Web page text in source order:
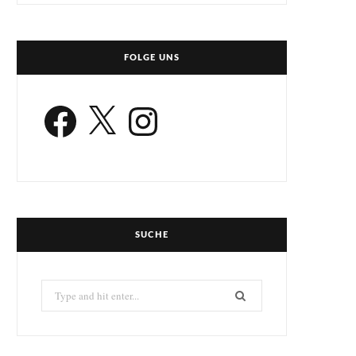
FOLGE UNS
Facebook X Instagram
SUCHE
Search
for: